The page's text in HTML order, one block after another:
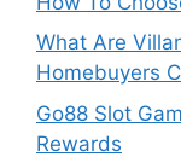
What Are
Homebuyers
Go88 Slot
Rewards